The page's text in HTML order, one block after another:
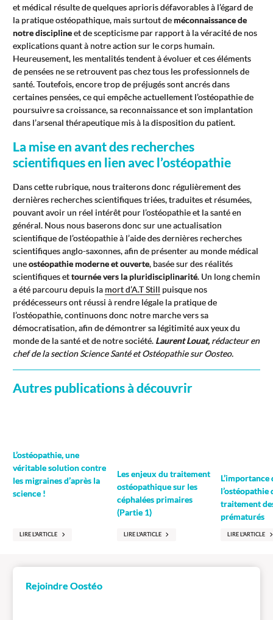
et médical résulte de quelques aprioris défavorables à l’égard de
la pratique ostéopathique, mais surtout deméconnaissance de
notre disciplineet de scepticisme par rapport à la véracité de nos
explications quant à notre action sur le corps humain.
Heureusement, les mentalités tendent à évoluer et ces éléments
de pensées ne se retrouvent pas chez tous les professionnels de
santé. Toutefois, encore trop de préjugés sont ancrés dans
certaines pensées, ce qui empêche actuellement l’ostéopathie de
poursuivre sa croissance, sa reconnaissance et son implantation
dans l’arsenal thérapeutique mis à la disposition du patient.
La mise en avant des recherches
scientifiques en lien avec l’ostéopathie
Dans cette rubrique, nous traiterons donc régulièrement des
dernières recherches scientifiques triées, traduites et résumées,
pouvant avoir un réel intérêt pour l’ostéopathie et la santé en
général. Nous nous baserons donc sur une actualisation
scientifique de l’ostéopathie à l’aide des dernières recherches
scientifiques anglo-saxonnes, afin de présenter au monde médical
uneostéopathie moderne et ouverte, basée sur des réalités
scientifiques ettournée vers la pluridisciplinarité. Un long chemin
a été parcouru depuis la mort d’A.T Still puisque nos
prédécesseurs ont réussi à rendre légale la pratique de
l’ostéopathie, continuons donc notre marche vers sa
démocratisation, afin de démontrer sa légitimité aux yeux du
monde de la santé et de notre société. Laurent Louat, rédacteur en
chef de la section Science Santé et Ostéopathie sur Oosteo.
Autres publications à découvrir
L’ostéopathie, une
véritable solution contre
les migraines d’après la
science !
LIRE L'ARTICLE
Les enjeux du traitement
ostéopathique sur les
céphalées primaires
(Partie 1)
LIRE L'ARTICLE
L’importance
l’ostéopathie
traitement
prématurés
LIRE L'ARTICLE
Rejoindre Oostéo